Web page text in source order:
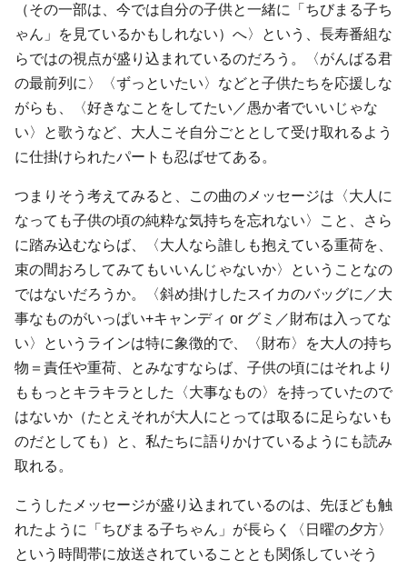
（その一部は、今では自分の子供と一緒に「ちびまる子ち
ゃん」を見ているかもしれない）へ〉という、長寿番組な
らではの視点が盛り込まれているのだろう。〈がんばる君
の最前列に〉〈ずっといたい〉などと子供たちを応援しな
がらも、〈好きなことをしてたい／愚か者でいいじゃな
い〉と歌うなど、大人こそ自分ごととして受け取れるよう
に仕掛けられたパートも忍ばせてある。
つまりそう考えてみると、この曲のメッセージは〈大人に
なっても子供の頃の純粋な気持ちを忘れない〉こと、さら
に踏み込むならば、〈大人なら誰しも抱えている重荷を、
束の間おろしてみてもいいんじゃないか〉ということなの
ではないだろうか。〈斜め掛けしたスイカのバッグに／大
事なものがいっぱい+キャンディ or グミ／財布は入ってな
い〉というラインは特に象徴的で、〈財布〉を大人の持ち
物＝責任や重荷、とみなすならば、子供の頃にはそれより
ももっとキラキラとした〈大事なもの〉を持っていたので
はないか（たとえそれが大人にとっては取るに足らないも
のだとしても）と、私たちに語りかけているようにも読み
取れる。
こうしたメッセージが盛り込まれているのは、先ほども触
れたように「ちびまる子ちゃん」が長らく〈日曜の夕方〉
という時間帯に放送されていることとも関係していそう